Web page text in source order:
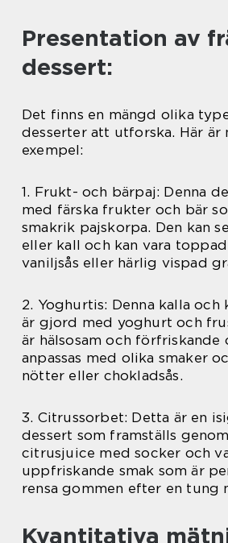
Presentation av
dessert:
Det finns en mängd olika
desserter att utforska. Här är
exempel:
1. Frukt- och bärpaj: Denna
med färska frukter och bär
smakrik pajskorpa. Den kan
eller kall och kan vara
vaniljsås eller härlig vispad
2. Yoghurtis: Denna kalla och
är gjord med yoghurt och
är hälsosam och förfriskande
anpassas med olika smaker
nötter eller chokladsås.
3. Citrussorbet: Detta är en
dessert som framställs
citrusjuice med socker och
uppfriskande smak som är
rensa gommen efter en tung
Kvantitativa